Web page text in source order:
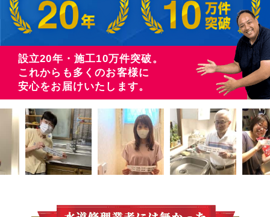
設立20年・施工10万件突破。
これからも多くのお客様に
安心をお届けいたします。